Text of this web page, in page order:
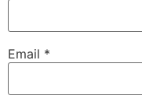
Email *